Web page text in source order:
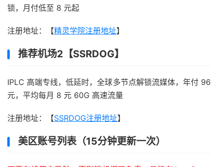
锁，月付低至 8 元起
注册地址：【精灵学院注册地址】
推荐机场2【SSRDOG】
IPLC 高端专线，低延时，全球多节点解锁流媒体，年付 96
元，平均每月 8 元 60G 高速流量
注册地址：【SSRDOG注册地址】
美区账号列表（15分钟更新一次）